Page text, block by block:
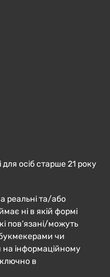
осіб старше 21 року
реальні та/або
ні в якій формі
пов’язані/можуть
букмекерами чи
на інформаційному
в